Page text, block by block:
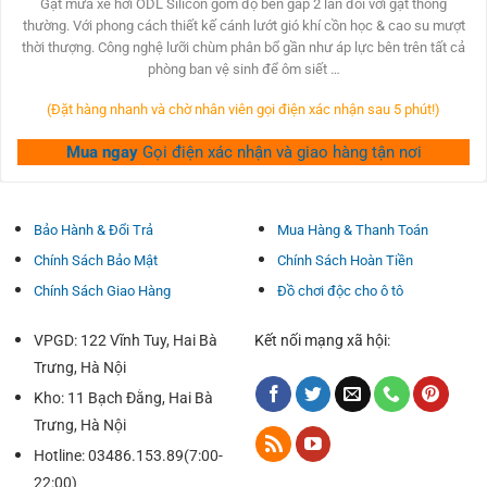
Che chắn lưỡi dao ngoài tuyết và băng tàng trữ.
Cao su tổ hợp kép tăng cường cũng kháng ấm, rét mướt,
nhiệt độ, ozone và tia tử ngoại.
Cài đặt dễ dàng
Hệ thống Đầu nối Đa năng ODL cân xứng mang đa phần
những nên gạt nước & giúp câu hỏi lắp ráp có thể trở nên
HÃNG
Thiết kết: Thân mềm
Xuất xứ: Trung QUốc
Kích thước: Từ 14″ đến 26″ (35cm-65cm)
Adapter đa chức năng mang lại phần lớn xe pháo.
HƯỚNG DẪN LẮP ĐẶT GẠT MƯA FORD RANGER
2016-2022
450,000₫.280,000₫.
Gạt mưa xe hơi ODL Silicon gồm độ bền gấp 2 lần đối với gạt thông
thường. Với phong cách thiết kế cánh lướt gió khí cồn học & cao su mượt
thời thượng. Công nghệ lưỡi chùm phân bổ gần như áp lực bên trên tất cả
phòng ban vệ sinh để ôm siết …
(Đặt hàng nhanh và chờ nhân viên gọi điện xác nhận sau 5 phút!)
Mua ngay Gọi điện xác nhận và giao hàng tận nơi
Bảo Hành & Đổi Trả
Chính Sách Bảo Mật
Chính Sách Giao Hàng
Mua Hàng & Thanh Toán
Chính Sách Hoàn Tiền
Đồ chơi độc cho ô tô
VPGD: 122 Vĩnh Tuy, Hai Bà
Trưng, Hà Nội
Kho: 11 Bạch Đằng, Hai Bà
Trưng, Hà Nội
Hotline: 03486.153.89(7:00-
22:00)
Kết nối mạng xã hội: